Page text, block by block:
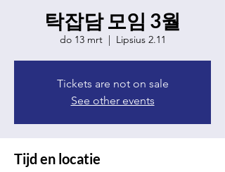
탁잡담 모임 3월
do 13 mrt
  |
Lipsius 2.11
Tickets are not on sale
See other events
Tijd en locatie